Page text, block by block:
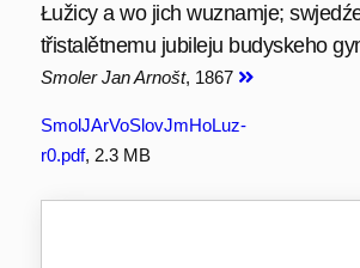
Łužicy a wo jich wuznamje;
třistalětnemu jubileju budyskeho
Smoler Jan Arnošt, 1867
SmolJArVoSlovJmHoLuz-
r0.pdf, 2.3 MB